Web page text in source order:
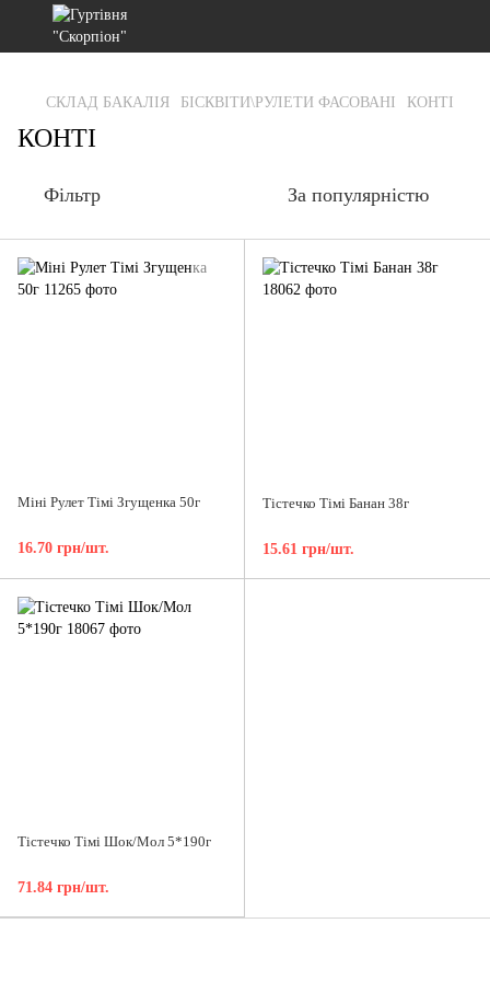
gtag('js', new Date()); gtag('config', 'G-RFXCKGNRF7');
СКЛАД БАКАЛІЯ БІСКВІТИ\РУЛЕТИ ФАСОВАНІ КОНТІ
КОНТІ
Фільтр За популярністю
Міні Рулет Тімі Згущенка 50г
16.70 грн/шт.
Тістечко Тімі Банан 38г
15.61 грн/шт.
Тістечко Тімі Шок/Мол 5*190г
71.84 грн/шт.